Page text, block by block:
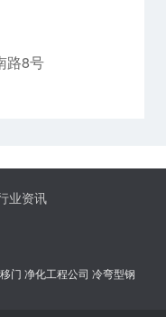
路8号
业资讯
移门 净化工程公司 冷弯型钢